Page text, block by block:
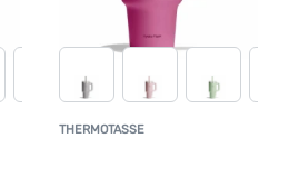
THERMOTASSE